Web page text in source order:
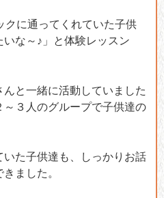
クに通ってくれていた子供
な～♪」と体験レッスン
と一緒に活動していました
３人のグループで子供達の
た子供達も、しっかりお話
ました。